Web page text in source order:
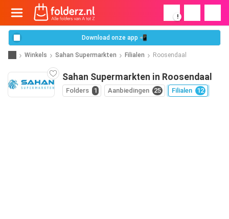
!
Download onze app 📲
Winkels Sahan Supermarkten Filialen Roosendaal
Sahan Supermarkten in Roosendaal
Folders 1 Aanbiedingen 25 Filialen 12